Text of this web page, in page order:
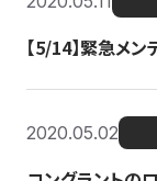
【5/14】緊急メ
2020.05.02